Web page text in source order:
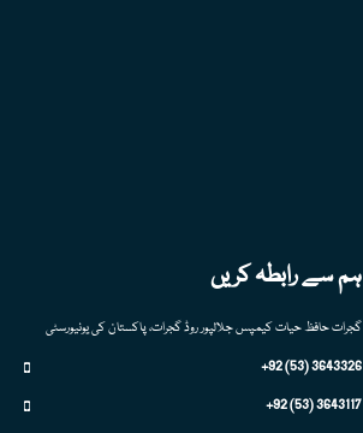
ہم سے رابطہ کریں
گجرات حافظ حیات کیمپس جلالپور روڈ گجرات، پاکستان کی یونیورسٹی
+92 (53) 3643326
+92 (53) 3643117